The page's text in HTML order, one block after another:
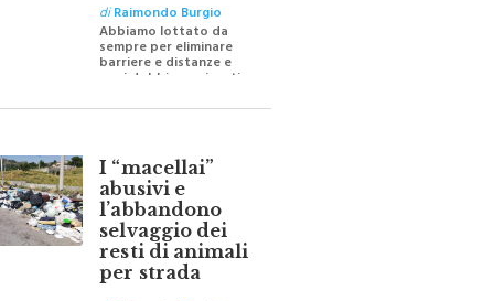
diRaimondo Burgio
Abbiamo lottato da
sempre per eliminare
barriere e distanze e
per ricostruire certezze
I “macellai”
abusivi e
l’abbandono
selvaggio dei
resti di animali
per strada